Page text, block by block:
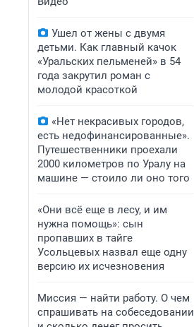
Ушел от жены с двумя
детьми. Как главный качок
«Уральских пельменей» в 54
года закрутил роман с
молодой красоткой
«Нет некрасивых городов,
есть недофинансированные».
Путешественники проехали
2000 километров по Уралу на
машине — стоило ли оно того
«Они всё еще в лесу, и им
нужна помощь»: сын
пропавших в тайге
Усольцевых назвал еще одну
версию их исчезновения
Миссия — найти работу. О чем
спрашивать на собеседовании